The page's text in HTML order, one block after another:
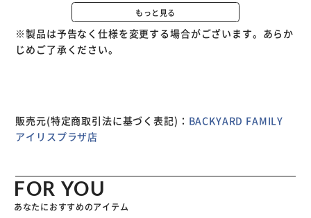
すくスムーズに取り出しが可能◎ 【お子様の授業に】 コン
パクトサイズなので持ち運びに便利！お子様の学校用におス
スメ♪ 【自宅用にも】 マストアイテムが揃い、ちょっとし
たお直し用に自宅に置いておくのもGOOD。 【初心者の方
ループ 大×1、収納ループ 小×2 背面・・・オープンポケッ
ト×1
もっと見る
※製品は予告なく仕様を変更する場合がございます。あらか
じめご了承ください。
販売元(特定商取引法に基づく表記)： BACKYARD FAMILY
アイリスプラザ店
FOR YOU
あなたにおすすめのアイテム